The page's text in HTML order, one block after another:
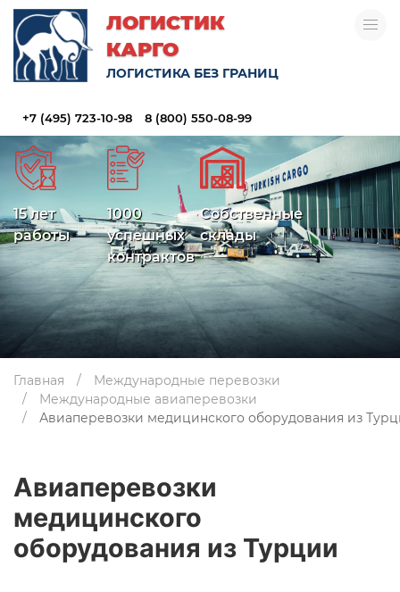
ЛОГИСТИК
КАРГО
ЛОГИСТИКА БЕЗ ГРАНИЦ
+7 (495) 723-10-98 8 (800) 550-08-99
15 лет
работы
1000
успешных
контрактов
Собственные
склады
Главная
Международные перевозки
Международные авиаперевозки
Авиаперевозки медицинского оборудования из
Авиаперевозки
медицинского
оборудования из Турции